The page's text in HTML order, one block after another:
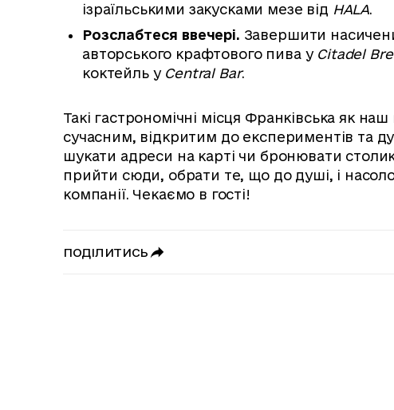
ізраїльськими закусками мезе від HALA.
Розслабтеся ввечері. Завершити
авторського крафтового пива у Citadel
коктейль у Central Bar.
Такі гастрономічні місця Франківська як
сучасним, відкритим до експериментів та
шукати адреси на карті чи бронювати
прийти сюди, обрати те, що до душі, і
компанії. Чекаємо в гості!
ПОДІЛИТИСЬ